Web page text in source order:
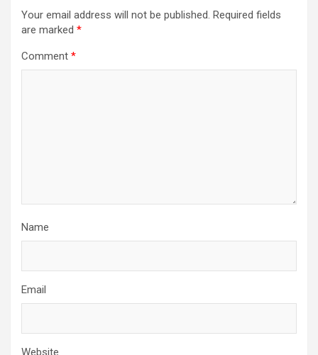
Your email address will not be published. Required fields
are marked *
Comment *
Name
Email
Website